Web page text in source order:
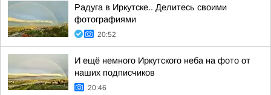
Радуга в Иркутске.. Делитесь своими
фотографиями
20:52
И ещё немного Иркутского неба на фото от
наших подписчиков
20:46